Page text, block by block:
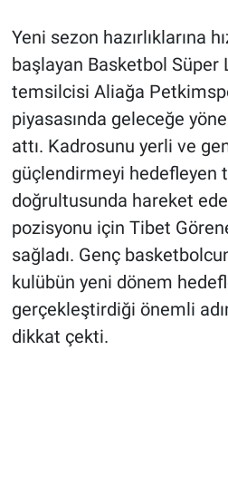
Yeni sezon hazırlıklarına
başlayan Basketbol Süper
temsilcisi Aliağa
piyasasında geleceğe
attı. Kadrosunu yerli ve
güçlendirmeyi hedefleyen
doğrultusunda hareket
pozisyonu için Tibet
sağladı. Genç
kulübün yeni dönem
gerçekleştirdiği önemli
dikkat çekti.